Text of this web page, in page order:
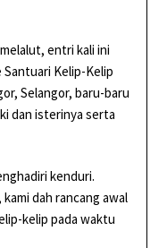
entri kali ini
Kelip-Kelip
Selangor, baru-baru
dan isterinya serta
kenduri.
dah rancang awal
kelip pada waktu